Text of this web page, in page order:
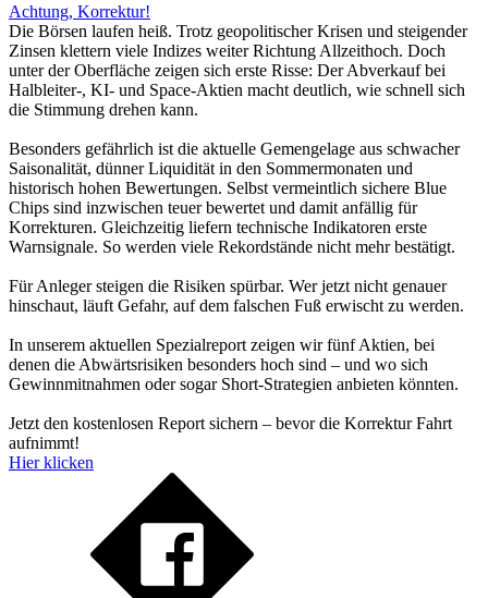
Achtung, Korrektur!
Die Börsen laufen heiß. Trotz geopolitischer Krisen und steigender
Zinsen klettern viele Indizes weiter Richtung Allzeithoch. Doch
unter der Oberfläche zeigen sich erste Risse: Der Abverkauf bei
Halbleiter-, KI- und Space-Aktien macht deutlich, wie schnell sich
die Stimmung drehen kann.
Besonders gefährlich ist die aktuelle Gemengelage aus schwacher
Saisonalität, dünner Liquidität in den Sommermonaten und
historisch hohen Bewertungen. Selbst vermeintlich sichere Blue
Chips sind inzwischen teuer bewertet und damit anfällig für
Korrekturen. Gleichzeitig liefern technische Indikatoren erste
Warnsignale. So werden viele Rekordstände nicht mehr bestätigt.
Für Anleger steigen die Risiken spürbar. Wer jetzt nicht genauer
hinschaut, läuft Gefahr, auf dem falschen Fuß erwischt zu werden.
In unserem aktuellen Spezialreport zeigen wir fünf Aktien, bei
denen die Abwärtsrisiken besonders hoch sind – und wo sich
Gewinnmitnahmen oder sogar Short-Strategien anbieten könnten.
Jetzt den kostenlosen Report sichern – bevor die Korrektur Fahrt
aufnimmt!
Hier klicken